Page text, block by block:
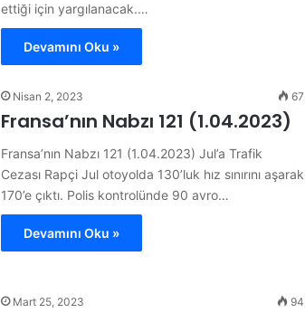
ettiği için yargılanacak.…
Devamını Oku »
Nisan 2, 2023 67
Fransa’nın Nabzı 121 (1.04.2023)
Fransa’nın Nabzı 121 (1.04.2023) Jul’a Trafik
Cezası Rapçi Jul otoyolda 130’luk hız sınırını aşarak
170’e çıktı. Polis kontrolünde 90 avro…
Devamını Oku »
Mart 25, 2023 94